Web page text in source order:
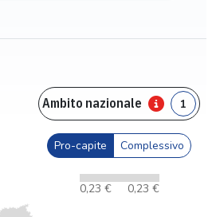
Ambito nazionale 1
Pro-capite Complessivo
0,23 € 0,23 €